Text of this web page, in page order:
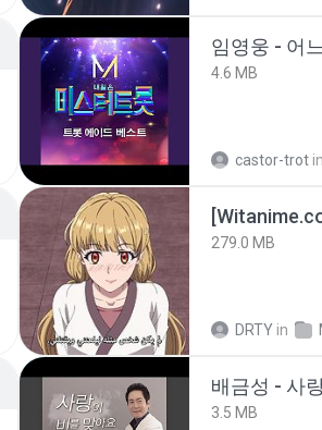
임영웅 - 어
4.6 MB
castor-trot in
279.0 MB
DRTY in
배금성 - 사
3.5 MB